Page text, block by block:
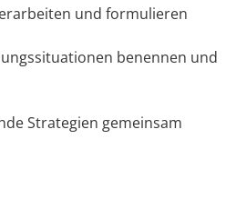
und formulieren
benennen und
Strategien gemeinsam